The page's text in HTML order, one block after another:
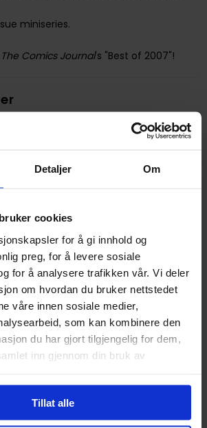
Detaljer Om
cookies
for å gi innhold og
preg, for å levere sosiale
for å analysere trafikken vår. Vi deler
om hvordan du bruker nettstedet
våre innen sosiale medier,
som kan kombinere den
du har gjort tilgjengelig for dem,
inn gjennom din bruk av
Tillat alle
miniseries.
The Comics Journal's "Best of 2007"!
USA
Dark HorseogGilbert
Hernandez
Gilbert Hernandez
128
Dark Horse Comics
28.10.2008
Voksen